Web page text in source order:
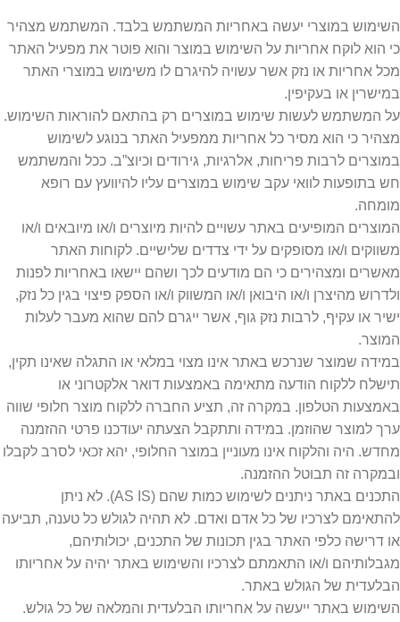
השימוש במוצרי יעשה באחריות המשתמש בלבד. המשתמש מצהיר
כי הוא לוקח אחריות על השימוש במוצר והוא פוטר את מפעיל האתר
מכל אחריות או נזק אשר עשויה להיגרם לו משימוש במוצרי האתר
במישרין או בעקיפין.
על המשתמש לעשות שימוש במוצרים רק בהתאם להוראות השימוש.
מצהיר כי הוא מסיר כל אחריות ממפעיל האתר בנוגע לשימוש
במוצרים לרבות פריחות, אלרגיות, גירודים וכיוצ”ב. ככל והמשתמש
חש בתופעות לוואי עקב שימוש במוצרים עליו להיוועץ עם רופא
מומחה.
המוצרים המופיעים באתר עשויים להיות מיוצרים ו/או מיובאים ו/או
משווקים ו/או מסופקים על ידי צדדים שלישיים. לקוחות האתר
מאשרים ומצהירים כי הם מודעים לכך ושהם יישאו באחריות לפנות
ולדרוש מהיצרן ו/או היבואן ו/או המשווק ו/או הספק פיצוי בגין כל נזק,
ישיר או עקיף, לרבות נזק גוף, אשר ייגרם להם שהוא מעבר לעלות
המוצר.
במידה שמוצר שנרכש באתר אינו מצוי במלאי או התגלה שאינו תקין,
תישלח ללקוח הודעה מתאימה באמצעות דואר אלקטרוני או
באמצעות הטלפון. במקרה זה, תציע החברה ללקוח מוצר חלופי שווה
ערך למוצר שהוזמן. במידה ותתקבל הצעתה יעודכנו פרטי ההזמנה
מחדש. היה והלקוח אינו מעוניין במוצר החלופי, יהא זכאי לסרב לקבלו
ובמקרה זה תבוטל ההזמנה.
התכנים באתר ניתנים לשימוש כמות שהם (AS IS). לא ניתן
להתאימם לצרכיו של כל אדם ואדם. לא תהיה לגולש כל טענה, תביעה
או דרישה כלפי האתר בגין תכונות של התכנים, יכולותיהם,
מגבלותיהם ו/או התאמתם לצרכיו והשימוש באתר יהיה על אחריותו
הבלעדית של הגולש באתר.
השימוש באתר ייעשה על אחריותו הבלעדית והמלאה של כל גולש.